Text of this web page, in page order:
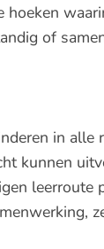
of
in alle
kunnen
leerroute